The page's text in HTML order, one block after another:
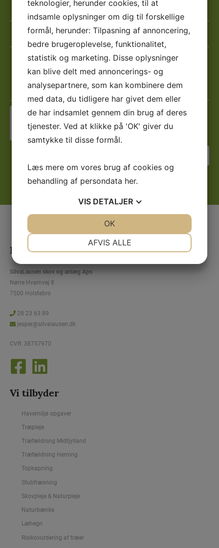
Telefon
Besked
Jeg er ikke en robot
Kontaktinformation
SilvaLausen skov og anlæg Aps
Nørre Hvamvej 8
7500 Holstebro
28 23 63 89
jesper@silvalausen.dk
CVR: 38757970
Vi tilbyder
Havemiljø opgaver
Træpleje
Træfældning Midtjylland
Træfældning Herning
Topkapning
Stubfræsning
Skovpleje & Naturpleje
Naturbænke
Læhegn
Risikovurdering af træer
teknologier, herunder cookies, til at
indsamle oplysninger om dig til forskellige
formål, herunder: Tilpasning af annoncering,
bedre brugeroplevelse, funktionalitet,
statistik og marketing. Disse oplysninger
kan blive delt med annoncerings- og
analysepartnere, som kan kombinere dem
med data, du tidligere har givet dem eller
de har indsamlet gennem din brug af deres
tjenester. Ved at klikke på 'OK' giver du
samtykke til disse formål.
Læs mere om vores brug af cookies og
behandling af persondata her.
VIS DETALJER
MARKETING
AFVIS ALLE
OK